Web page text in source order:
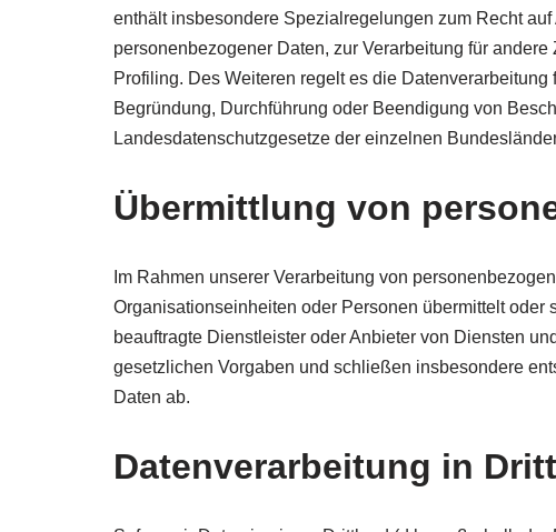
enthält insbesondere Spezialregelungen zum Recht
personenbezogener Daten, zur Verarbeitung für
Profiling. Des Weiteren regelt es die
Begründung, Durchführung oder Beendigung von
Landesdatenschutzgesetze der einzelnen
Übermittlung von
Im Rahmen unserer Verarbeitung von
Organisationseinheiten oder Personen übermittelt
beauftragte Dienstleister oder Anbieter von Diensten
gesetzlichen Vorgaben und schließen insbesondere
Daten ab.
Datenverarbeitung in